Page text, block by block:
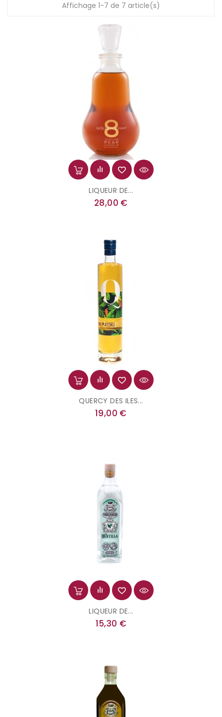
Affichage 1-7 de 7 article(s)
LIQUEUR DE...
Prix
28,00 €
QUERCY DES ILES...
Prix
19,00 €
LIQUEUR DE...
Prix
15,30 €